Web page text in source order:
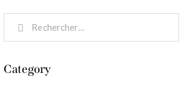
Category